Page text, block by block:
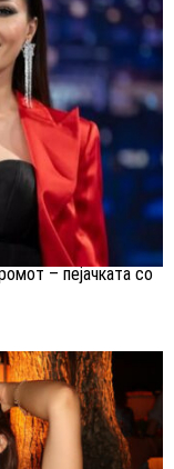
– пејачката со